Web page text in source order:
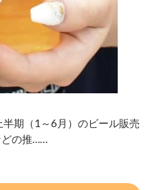
期（1～6月）のビール販売
どの推……